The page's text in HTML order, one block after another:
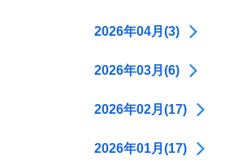
2026年04月(3)
2026年03月(6)
2026年02月(17)
2026年01月(17)